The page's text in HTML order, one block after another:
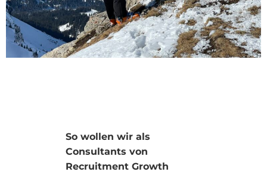
So wollen wir als
Consultants von
Recruitment Growth